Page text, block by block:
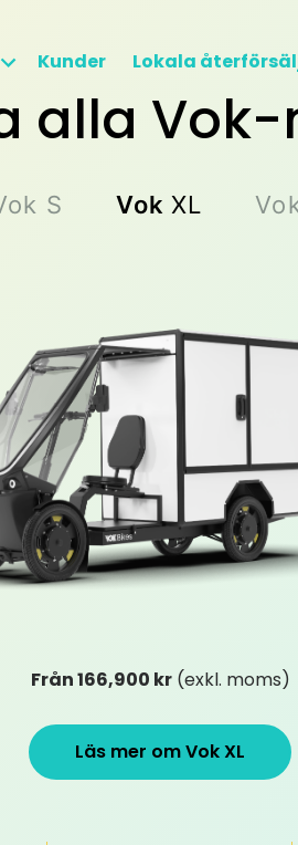
Kunder Lokala
alla
S VokXL
Från 166,900 kr(exkl. moms)
Läs mer om Vok XL